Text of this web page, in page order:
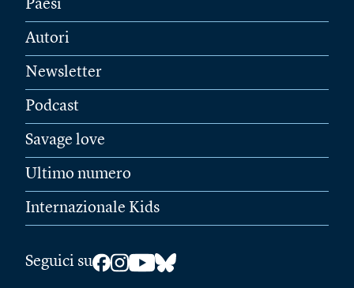
Paesi
Autori
Newsletter
Podcast
Savage love
Ultimo numero
Internazionale Kids
Seguici su